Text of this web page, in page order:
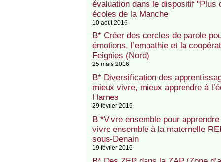
évaluation dans le dispositif "Plus
écoles de la Manche
10 août 2016
B* Créer des cercles de parole
émotions, l’empathie et la
Feignies (Nord)
25 mars 2016
B* Diversification des
mieux vivre, mieux apprendre à
Harnes
29 février 2016
B *Vivre ensemble pour
vivre ensemble à la maternelle
sous-Denain
19 février 2016